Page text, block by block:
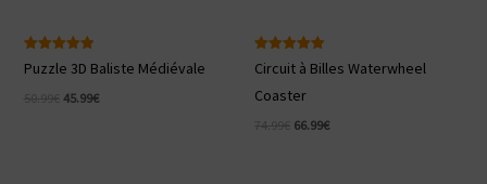
Note
5.00
Puzzle 3D Baliste Médiévale
Le
45.99€Le
Note
5.00
Circuit à Billes Waterwheel
Coaster
Le
66.99€Le